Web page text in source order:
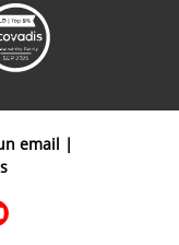
email |